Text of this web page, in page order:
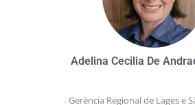
Adelina Cecilia De
Gerência Regional de Lages e